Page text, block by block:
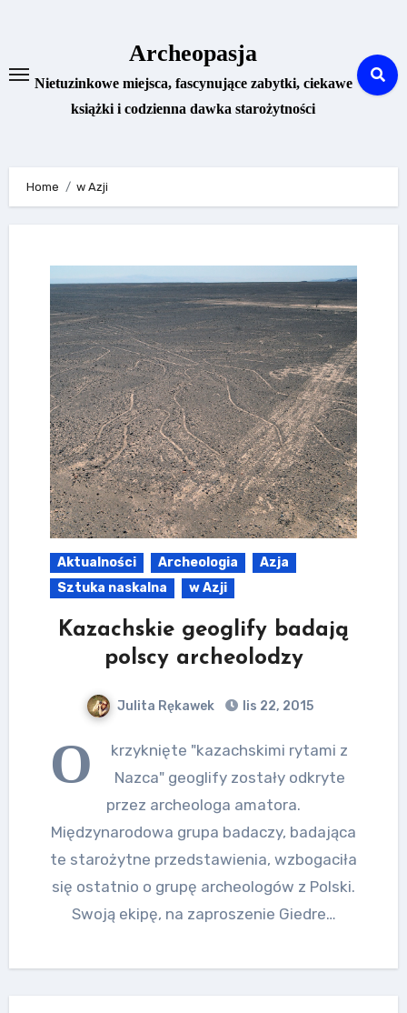
Archeopasja
Nietuzinkowe miejsca, fascynujące zabytki, ciekawe
książki i codzienna dawka starożytności
Home w Azji
Aktualności Archeologia
Azja
Sztuka naskalna
w Azji
Kazachskie geoglify badają
polscy archeolodzy
Julita Rękawek lis 22, 2015
O
krzyknięte "kazachskimi rytami z
Nazca" geoglify zostały odkryte
przez archeologa amatora.
Międzynarodowa grupa badaczy, badająca
te starożytne przedstawienia, wzbogaciła
się ostatnio o grupę archeologów z Polski.
Swoją ekipę, na zaproszenie Giedre…